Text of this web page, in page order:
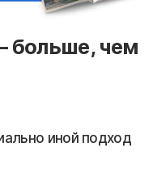
больше, чем
иной подход